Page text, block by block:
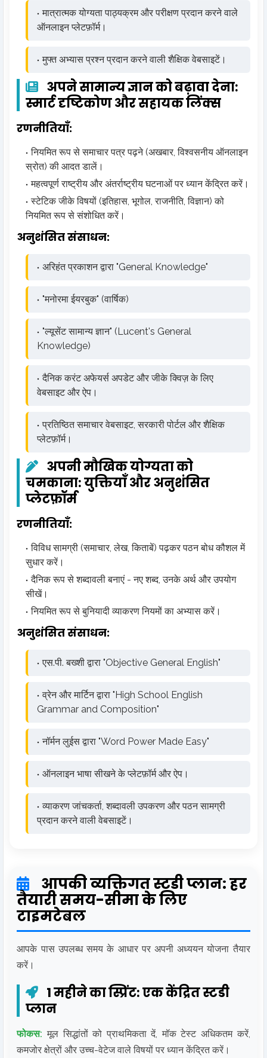
मात्रात्मक योग्यता पाठ्यक्रम और परीक्षण प्रदान करने वाले
ऑनलाइन प्लेटफ़ॉर्म।
मुफ्त अभ्यास प्रश्न प्रदान करने वाली शैक्षिक वेबसाइटें।
अपने सामान्य ज्ञान को बढ़ावा देना:
स्मार्ट दृष्टिकोण और सहायक लिंक्स
रणनीतियाँ:
नियमित रूप से समाचार पत्र पढ़ने (अखबार, विश्वसनीय ऑनलाइन
स्रोत) की आदत डालें।
महत्वपूर्ण राष्ट्रीय और अंतर्राष्ट्रीय घटनाओं पर ध्यान केंद्रित करें।
स्टेटिक जीके विषयों (इतिहास, भूगोल, राजनीति, विज्ञान) को
नियमित रूप से संशोधित करें।
अनुशंसित संसाधन:
अरिहंत प्रकाशन द्वारा "General Knowledge"
"मनोरमा ईयरबुक" (वार्षिक)
"ल्यूसेंट सामान्य ज्ञान" (Lucent's General
Knowledge)
दैनिक करंट अफेयर्स अपडेट और जीके क्विज़ के लिए
वेबसाइट और ऐप।
प्रतिष्ठित समाचार वेबसाइट, सरकारी पोर्टल और शैक्षिक
प्लेटफ़ॉर्म।
अपनी मौखिक योग्यता को
चमकाना: युक्तियाँ और अनुशंसित
प्लेटफ़ॉर्म
रणनीतियाँ:
विविध सामग्री (समाचार, लेख, किताबें) पढ़कर पठन बोध कौशल में
सुधार करें।
दैनिक रूप से शब्दावली बनाएं - नए शब्द, उनके अर्थ और उपयोग
सीखें।
नियमित रूप से बुनियादी व्याकरण नियमों का अभ्यास करें।
अनुशंसित संसाधन:
एस.पी. बख्शी द्वारा "Objective General English"
व्रेन और मार्टिन द्वारा "High School English
Grammar and Composition"
नॉर्मन लुईस द्वारा "Word Power Made Easy"
ऑनलाइन भाषा सीखने के प्लेटफ़ॉर्म और ऐप।
व्याकरण जांचकर्ता, शब्दावली उपकरण और पठन सामग्री
प्रदान करने वाली वेबसाइटें।
आपकी व्यक्तिगत स्टडी प्लान: हर
तैयारी समय-सीमा के लिए
टाइमटेबल
आपके पास उपलब्ध समय के आधार पर अपनी अध्ययन योजना तैयार
करें।
1 महीने का स्प्रिंट: एक केंद्रित स्टडी
प्लान
फोकस: मूल सिद्धांतों को प्राथमिकता दें, मॉक टेस्ट अधिकतम करें,
कमजोर क्षेत्रों और उच्च-वेटेज वाले विषयों पर ध्यान केंद्रित करें।